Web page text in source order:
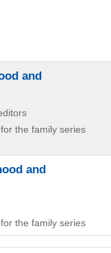
and
the family series
and
the family series